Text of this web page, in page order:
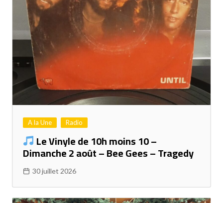
A la Une Radio
Le Vinyle de 10h moins 10 –
Dimanche 2 août – Bee Gees – Tragedy
30 juillet 2026